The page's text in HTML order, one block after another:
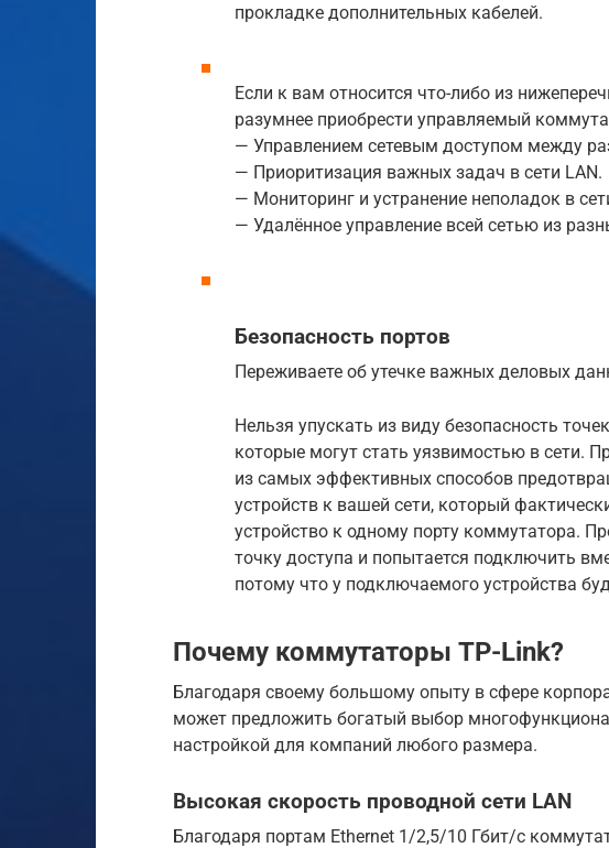
прокладке дополнительных кабелей.
Если к вам относится что-либо из
разумнее приобрести управляемый
— Управлением сетевым доступом между
— Приоритизация важных задач в сети LAN.
— Мониторинг и устранение неполадок в
— Удалённое управление всей сетью из
Безопасность портов
Переживаете об утечке важных деловых
Нельзя упускать из виду безопасность
которые могут стать уязвимостью в сети.
из самых эффективных способов
устройств к вашей сети, который
устройство к одному порту коммутатора.
точку доступа и попытается подключить
потому что у подключаемого устройства
Почему коммутаторы TP-Link?
Благодаря своему большому опыту в сфере
может предложить богатый выбор
настройкой для компаний любого размера.
Высокая скорость проводной сети LAN
Благодаря портам Ethernet 1/2,5/10 Гбит/с